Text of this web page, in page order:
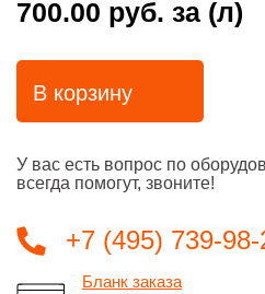
700.00 руб. за (л)
В корзину
У вас есть вопрос по
всегда помогут, звоните!
+7 (495) 739-98-
Бланк заказа